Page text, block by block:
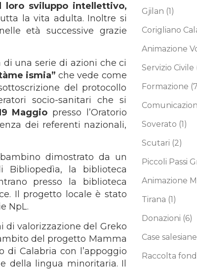
loro sviluppo intellettivo,
la vita adulta. Inoltre si
età successive grazie
una serie di azioni che ci
ismia” che vede come
del protocollo
socio-sanitari che si
Maggio presso l’Oratorio
dei referenti nazionali,
dimostrato da un
la biblioteca
presso la biblioteca
Il progetto locale è stato
NpL.
di valorizzazione del Greko
del progetto Mamma
di Calabria con l’appoggio
della lingua minoritaria. Il
Gjilan (1)
Corigliano
Animazione
Servizio Civile
Formazione
Soverato (1)
Scutari (2)
Piccoli Passi
Animazione
Tirana (1)
Donazioni (6)
Case salesiane
Raccolta